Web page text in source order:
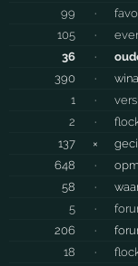
99
·
105
·
36
·
390
·
1
·
2
·
137
×
648
·
58
·
5
·
206
·
18 ·